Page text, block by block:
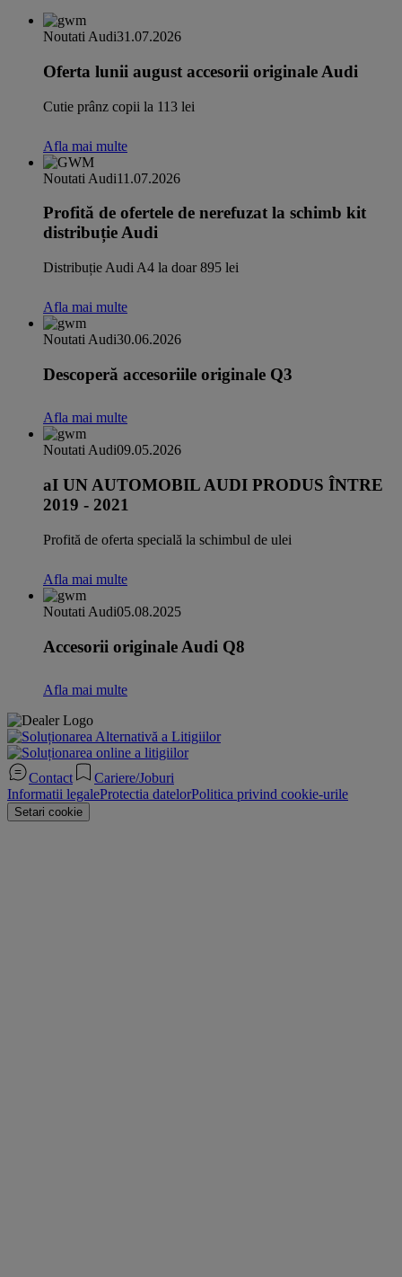
Noutati Audi31.07.2026
Oferta lunii august accesorii originale Audi
Cutie prânz copii la 113 lei
Afla mai multe
Noutati Audi11.07.2026
Profită de ofertele de nerefuzat la schimb kit
distribuție Audi
Distribuție Audi A4 la doar 895 lei
Afla mai multe
Noutati Audi30.06.2026
Descoperă accesoriile originale Q3
Afla mai multe
Noutati Audi09.05.2026
aI UN AUTOMOBIL AUDI PRODUS ÎNTRE
2019 - 2021
Profită de oferta specială la schimbul de ulei
Afla mai multe
Noutati Audi05.08.2025
Accesorii originale Audi Q8
Afla mai multe
Contact
Cariere/Joburi
Informatii legaleProtectia datelorPolitica privind cookie-urile
Setari cookie